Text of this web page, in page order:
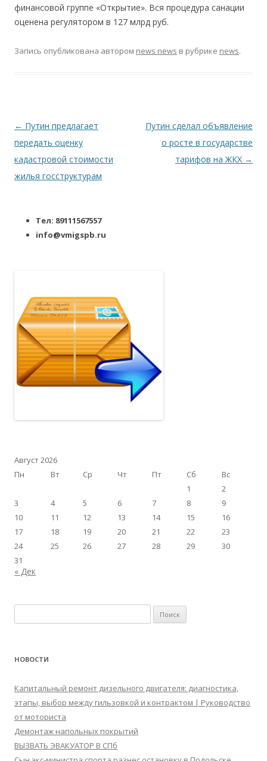
финансовой группе «Открытие». Вся процедура санации
оценена регулятором в 127 млрд руб.
Запись опубликована автором news news в рубрике news.
Навигация по записям
← Путин предлагает
передать оценку
кадастровой стоимости
жилья госструктурам
Путин сделал объявление
о росте в государстве
тарифов на ЖКХ →
Тел: 89111567557
info@vmigspb.ru
Август 2026
Пн
Вт Ср Чт Пт Сб
Вс
1
2
3
4 5 6 7 8
9
10
11 12 13 14 15
16
17
18 19 20 21 22
23
24
25 26 27 28 29
30
31
« Дек
НОВОСТИ
Капитальный ремонт дизельного двигателя: диагностика,
этапы, выбор между гильзовкой и контрактом | Руководство
от моториста
Демонтаж напольных покрытий
ВЫЗВАТЬ ЭВАКУАТОР В СПб